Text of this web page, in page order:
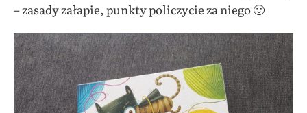
– zasady załapie, punkty policzycie za niego 🙂